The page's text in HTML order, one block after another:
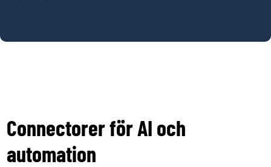
Connectorer för AI och
automation